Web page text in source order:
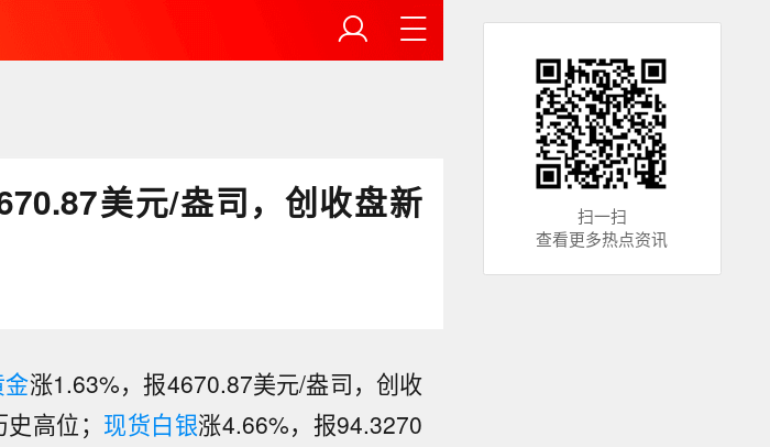
美元/盎司，创收盘新
涨1.63%，报4670.87美元/盎司，创收
高位； 现货白银涨4.66%，报94.3270
扫一扫
查看更多热点资讯